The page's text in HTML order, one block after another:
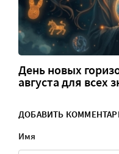
День новых
августа для всех
ДОБАВИТЬ
Имя